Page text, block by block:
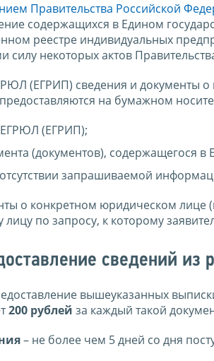
Правительства Российской
содержащихся в Едином
реестре индивидуальных
силу некоторых актов
(ЕГРИП) сведения и документы
на бумажном
(ЕГРИП);
(документов), содержащегося
запрашиваемой
о конкретном юридическом лице
лицу по запросу, к которому
сведений из
вышеуказанных
200 рублей за каждый такой
– не более чем 5 дней со дня